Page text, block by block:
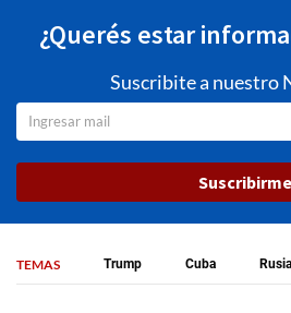
¿Querés estar
Suscribite a nuestro
Suscribirme
TEMAS Trump Cuba Rusia